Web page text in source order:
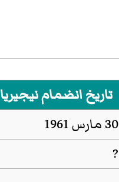
تاريخ انضمام نيجيريا
30 مارس 1961
?